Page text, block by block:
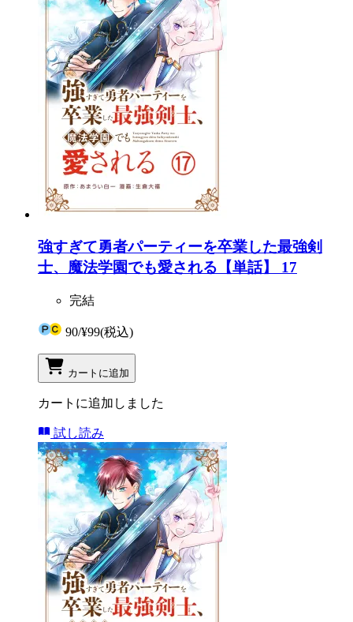
強すぎて勇者パーティーを卒業した最強剣
士、魔法学園でも愛される【単話】 17
完結
90/¥99(税込)
カートに追加
カートに追加しました
試し読み